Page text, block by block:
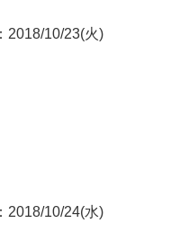
：2018/10/23(火)
：2018/10/24(水)